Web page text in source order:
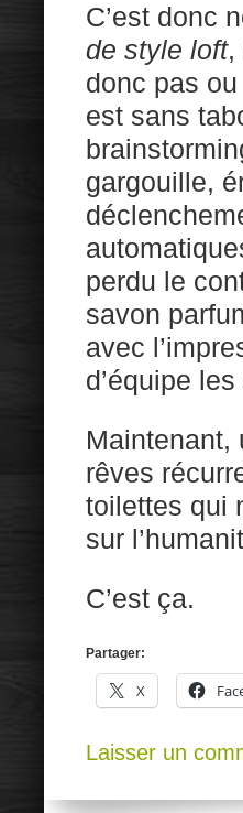
C’est donc
de style loft,
donc pas
est sans
gargouille,
perdu le
savon
avec
d’équipe
Maintenant,
rêves
toilettes qui
sur
C’est ça.
Partager:
X
Laisser un